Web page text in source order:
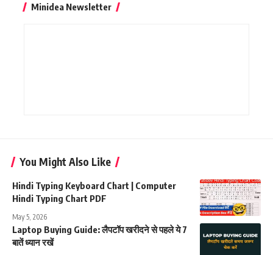
Minidea Newsletter
You Might Also Like
Hindi Typing Keyboard Chart | Computer
Hindi Typing Chart PDF
May 5, 2026
Laptop Buying Guide: लैपटॉप खरीदने से पहले ये 7
बातें ध्यान रखें